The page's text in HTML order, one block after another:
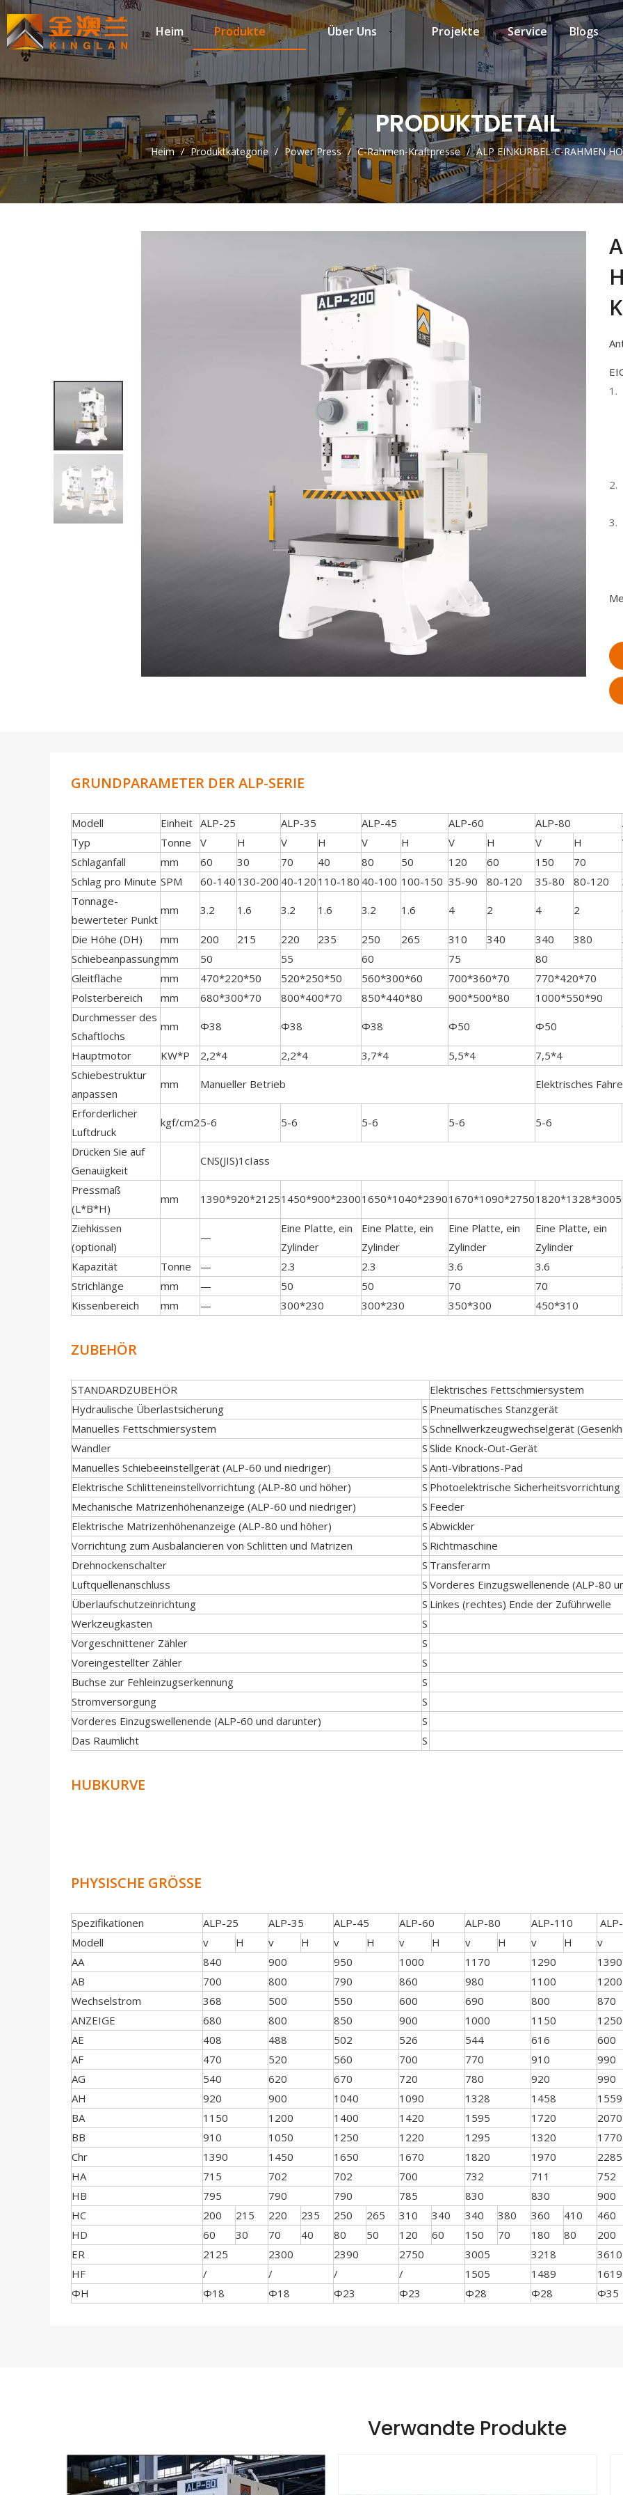
Heim Produkte Über Uns Projekte Service Blogs
PRODUKTDETAIL
Heim / Produktkategorie / Power Press / C-Rahmen-Kraftpresse / ALP EINKURBEL-C-RAHMEN
GRUNDPARAMETER DER ALP-SERIE
Modell Einheit ALP-25 ALP-35 ALP-45 ALP-60 ALP-80
Typ
Tonne V H V H V H V H V H
Schlaganfall
mm 60 30 70 40 80 50 120 60 150 70
Schlag pro Minute SPM 60-140 130-200 40-120 110-180 40-100 100-150 35-90 80-120 35-80 80-120
Tonnage-
bewerteter Punkt
mm 3.2 1.6 3.2 1.6 3.2 1.6 4 2 4 2
Die Höhe (DH) mm 200 215 220 235 250 265 310 340 340 380
Schiebeanpassungmm 50 55 60 75 80
Gleitfläche
mm 470*220*50 520*250*50 560*300*60 700*360*70 770*420*70
Polsterbereich
mm 680*300*70 800*400*70 850*440*80 900*500*80 1000*550*90
Durchmesser des
Schaftlochs
mm Φ38 Φ38 Φ38 Φ50 Φ50
Hauptmotor KW*P 2,2*4 2,2*4 3,7*4 5,5*4 7,5*4
Schiebestruktur
anpassen
mm Manueller Betrieb Elektrisches
Erforderlicher
Luftdruck
kgf/cm25-6 5-6 5-6 5-6 5-6
Drücken Sie auf
Genauigkeit
CNS(JIS)1cIass
Pressmaß
(L*B*H)
mm 1390*920*21251450*900*23001650*1040*23901670*1090*27501820*1328*3005
Ziehkissen
(optional)
—
Eine Platte, ein
Zylinder
Eine Platte, ein
Zylinder
Eine Platte, ein
Zylinder
Eine Platte, ein
Zylinder
Kapazität
Tonne — 2.3 2.3 3.6 3.6
Strichlänge
mm — 50 50 70 70
Kissenbereich
mm — 300*230 300*230 350*300 450*310
ZUBEHÖR
STANDARDZUBEHÖR
Elektrisches Fettschmiersystem
Hydraulische Überlastsicherung
S Pneumatisches Stanzgerät
Manuelles Fettschmiersystem
S Schnellwerkzeugwechselgerät
Wandler
S Slide Knock-Out-Gerät
Manuelles Schiebeeinstellgerät (ALP-60 und niedriger)
S Anti-Vibrations-Pad
Elektrische Schlitteneinstellvorrichtung (ALP-80 und höher)
S Photoelektrische Sicherheitsvorrichtung
Mechanische Matrizenhöhenanzeige (ALP-60 und niedriger)
S Feeder
Elektrische Matrizenhöhenanzeige (ALP-80 und höher)
S Abwickler
Vorrichtung zum Ausbalancieren von Schlitten und Matrizen
S Richtmaschine
Drehnockenschalter
S Transferarm
Luftquellenanschluss
S Vorderes Einzugswellenende (ALP-80
Überlaufschutzeinrichtung
S Linkes (rechtes) Ende der Zuführwelle
Werkzeugkasten
S
Vorgeschnittener Zähler
S
Voreingestellter Zähler
S
Buchse zur Fehleinzugserkennung
S
Stromversorgung
S
Vorderes Einzugswellenende (ALP-60 und darunter)
S
Das Raumlicht
S
HUBKURVE
PHYSISCHE GRÖSSE
Spezifikationen ALP-25 ALP-35 ALP-45 ALP-60 ALP-80 ALP-110
Modell
v H v H v H v H v H v H v
AA
840 900 950 1000 1170 1290 1390
AB
700 800 790 860 980 1100 1200
Wechselstrom
368 500 550 600 690 800 870
ANZEIGE
680 800 850 900 1000 1150 1250
AE
408 488 502 526 544 616 600
AF
470 520 560 700 770 910 990
AG
540 620 670 720 780 920 990
AH
920 900 1040 1090 1328 1458 1559
BA
1150 1200 1400 1420 1595 1720 2070
BB
910 1050 1250 1220 1295 1320 1770
Chr
1390 1450 1650 1670 1820 1970 2285
HA
715 702 702 700 732 711 752
HB
795 790 790 785 830 830 900
HC
200 215 220 235 250 265 310 340 340 380 360 410 460
HD
60 30 70 40 80 50 120 60 150 70 180 80 200
ER
2125 2300 2390 2750 3005 3218 3610
HF
/ / / / 1505 1489 1619
ΦH
Φ18 Φ18 Φ23 Φ23 Φ28 Φ28 Φ35
Verwandte Produkte